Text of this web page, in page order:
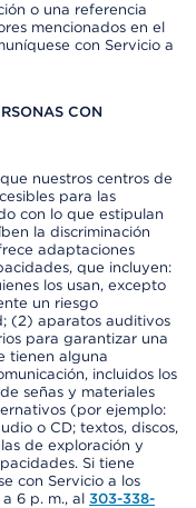
o una referencia
mencionados en el
con Servicio a
CON
nuestros centros de
para las
con lo que estipulan
la discriminación
adaptaciones
que incluyen:
los usan, excepto
un riesgo
(2) aparatos auditivos
para garantizar una
tienen alguna
incluidos los
señas y materiales
(por ejemplo:
o CD; textos, discos,
de exploración y
Si tiene
con Servicio a los
6 p. m., al 303-338-